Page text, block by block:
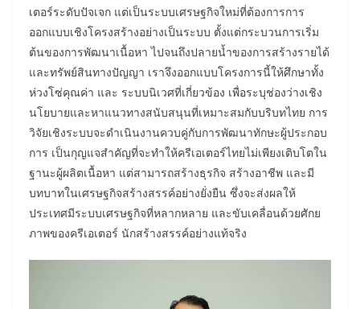
เตอร์ระดับปัจเจก แต่เป็นระบบเศรษฐกิจใหม่ที่ต้องการการ
ออกแบบเชิงโครงสร้างอย่างเป็นระบบ ตั้งแต่กระบวนการเริ่ม
ต้นของการพัฒนาเนื้อหา ไปจนถึงปลายน้ำของการสร้างรายได้
และทรัพย์สินทางปัญญา เราจึงออกแบบโครงการนี้ให้ศึกษาทั้ง
ห่วงโซ่คุณค่า และ ระบบนิเวศที่เกี่ยวข้อง เพื่อระบุช่องว่างเชิง
นโยบายและหาแนวทางสนับสนุนที่เหมาะสมกับบริบทไทย การ
วิจัยเชิงระบบจะดำเนินงานควบคู่กับการพัฒนาทักษะผู้ประกอบ
การ เป็นกุญแจสำคัญที่จะทำให้ครีเอเตอร์ไทยไม่เพียงเติบโตใน
ฐานะผู้ผลิตเนื้อหา แต่สามารถสร้างธุรกิจ สร้างอาชีพ และมี
บทบาทในเศรษฐกิจสร้างสรรค์อย่างยั่งยืน ซึ่งจะส่งผลให้
ประเทศมีระบบเศรษฐกิจที่หลากหลาย และขับเคลื่อนด้วยศักย
ภาพของครีเอเตอร์ นักสร้างสรรค์อย่างแท้จริง